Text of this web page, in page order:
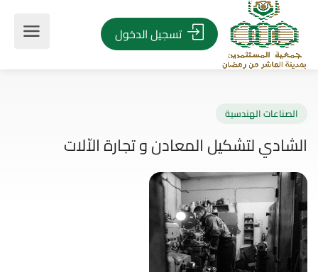
تسجيل الدخول
الهندسية
لتشكيل المعادن و تجارة الاّلات